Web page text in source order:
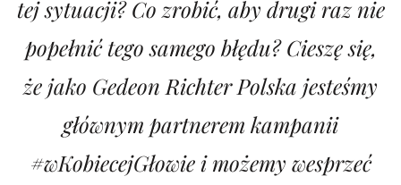
tej sytuacji? Co zrobić, aby drugi raz nie
popełnić tego samego błędu? Cieszę się,
że jako Gedeon Richter Polska jesteśmy
głównym partnerem kampanii
#wKobiecejGłowie i możemy wesprzeć